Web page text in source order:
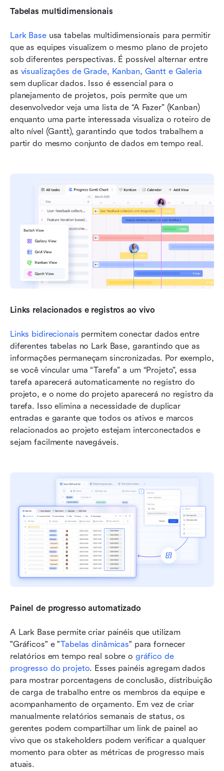
Tabelas multidimensionais
Lark Base usa tabelas multidimensionais para permitir
que as equipes visualizem o mesmo plano de projeto
sob diferentes perspectivas. É possível alternar entre
as visualizações de Grade, Kanban, Gantt e Galeria
sem duplicar dados. Isso é essencial para o
planejamento de projetos, pois permite que um
desenvolvedor veja uma lista de “A Fazer” (Kanban)
enquanto uma parte interessada visualiza o roteiro de
alto nível (Gantt), garantindo que todos trabalhem a
partir do mesmo conjunto de dados em tempo real.
Links relacionados e registros ao vivo
Links bidirecionais permitem conectar dados entre
diferentes tabelas no Lark Base, garantindo que as
informações permaneçam sincronizadas. Por exemplo,
se você vincular uma “Tarefa” a um “Projeto”, essa
tarefa aparecerá automaticamente no registro do
projeto, e o nome do projeto aparecerá no registro da
tarefa. Isso elimina a necessidade de duplicar
entradas e garante que todos os ativos e marcos
relacionados ao projeto estejam interconectados e
sejam facilmente navegáveis.
Painel de progresso automatizado
A Lark Base permite criar painéis que utilizam
"Gráficos" e "Tabelas dinâmicas" para fornecer
relatórios em tempo real sobre o gráfico de
progresso do projeto. Esses painéis agregam dados
para mostrar porcentagens de conclusão, distribuição
de carga de trabalho entre os membros da equipe e
acompanhamento de orçamento. Em vez de criar
manualmente relatórios semanais de status, os
gerentes podem compartilhar um link de painel ao
vivo que os stakeholders podem verificar a qualquer
momento para obter as métricas de progresso mais
atuais.